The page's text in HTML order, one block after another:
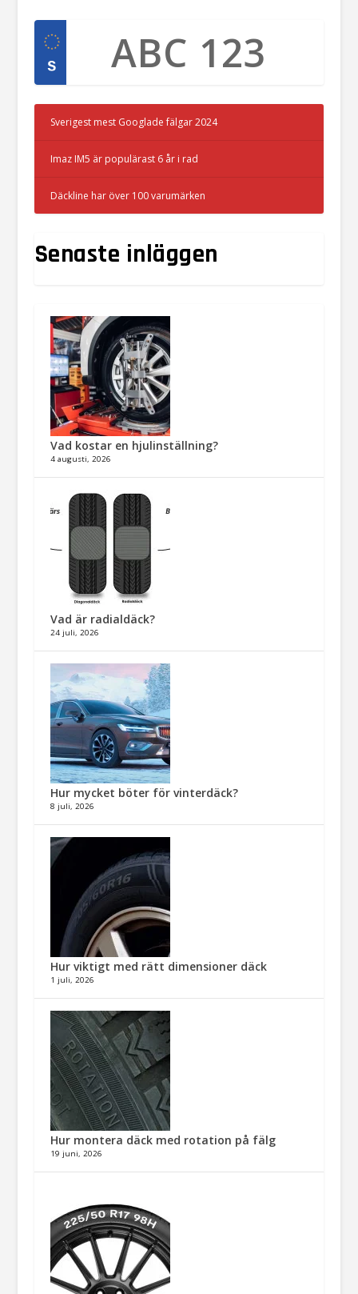
Sverigest mest Googlade fälgar 2024
Imaz IM5 är populärast 6 år i rad
Däckline har över 100 varumärken
Senaste inläggen
Vad kostar en hjulinställning?
4 augusti, 2026
Vad är radialdäck?
24 juli, 2026
Hur mycket böter för vinterdäck?
8 juli, 2026
Hur viktigt med rätt dimensioner däck​
1 juli, 2026
Hur montera däck med rotation på fälg​
19 juni, 2026